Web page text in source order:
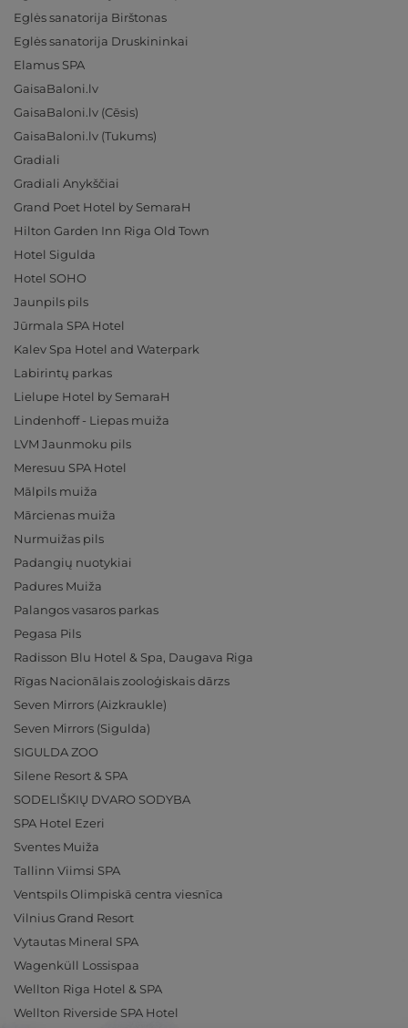
Eglės sanatorija Birštonas
Eglės sanatorija Druskininkai
Elamus SPA
GaisaBaloni.lv
GaisaBaloni.lv (Cēsis)
GaisaBaloni.lv (Tukums)
Gradiali
Gradiali Anykščiai
Grand Poet Hotel by SemaraH
Hilton Garden Inn Riga Old Town
Hotel Sigulda
Hotel SOHO
Jaunpils pils
Jūrmala SPA Hotel
Kalev Spa Hotel and Waterpark
Labirintų parkas
Lielupe Hotel by SemaraH
Lindenhoff - Liepas muiža
LVM Jaunmoku pils
Meresuu SPA Hotel
Mālpils muiža
Mārcienas muiža
Nurmuižas pils
Padangių nuotykiai
Padures Muiža
Palangos vasaros parkas
Pegasa Pils
Radisson Blu Hotel & Spa, Daugava Riga
Rīgas Nacionālais zooloģiskais dārzs
Seven Mirrors (Aizkraukle)
Seven Mirrors (Sigulda)
SIGULDA ZOO
Silene Resort & SPA
SODELIŠKIŲ DVARO SODYBA
SPA Hotel Ezeri
Sventes Muiža
Tallinn Viimsi SPA
Ventspils Olimpiskā centra viesnīca
Vilnius Grand Resort
Vytautas Mineral SPA
Wagenküll Lossispaa
Wellton Riga Hotel & SPA
Wellton Riverside SPA Hotel